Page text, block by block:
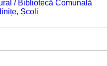
/ Bibliotecă Comunală
Școli